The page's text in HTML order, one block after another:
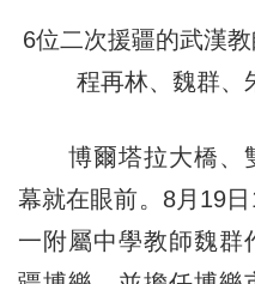
6位二次援疆的武漢
程再林、魏群、
博爾塔拉大橋、
幕就在眼前。8月19
一附屬中學教師魏群